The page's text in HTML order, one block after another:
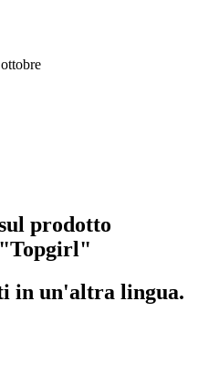
prodotto
in un'altra lingua.